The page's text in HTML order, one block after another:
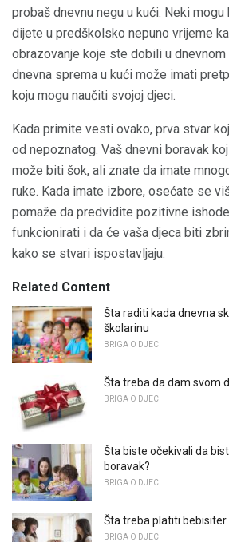
probaš dnevnu negu u kući. Neki
dijete u predškolsko nepuno vrijeme
obrazovanje koje ste dobili u
dnevna sprema u kući može imati
koju mogu naučiti svojoj djeci.
Kada primite vesti ovako, prva stvar
od nepoznatog. Vaš dnevni boravak
može biti šok, ali znate da imate
ruke. Kada imate izbore, osećate se
pomaže da predvidite pozitivne
funkcionirati i da će vaša djeca biti
kako se stvari ispostavljaju.
Related Content
Šta raditi kada dnevna
školarinu
BRIGA O DJECI
Šta treba da dam svom
BRIGA O DJECI
Šta biste očekivali da
boravak?
BRIGA O DJECI
Šta treba platiti bebisiter
BRIGA O DJECI